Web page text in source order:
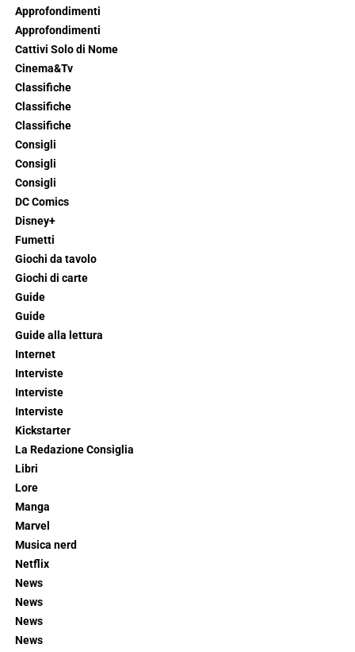
Approfondimenti
Approfondimenti
Cattivi Solo di Nome
Cinema&Tv
Classifiche
Classifiche
Classifiche
Consigli
Consigli
Consigli
DC Comics
Disney+
Fumetti
Giochi da tavolo
Giochi di carte
Guide
Guide
Guide alla lettura
Internet
Interviste
Interviste
Interviste
Kickstarter
La Redazione Consiglia
Libri
Lore
Manga
Marvel
Musica nerd
Netflix
News
News
News
News